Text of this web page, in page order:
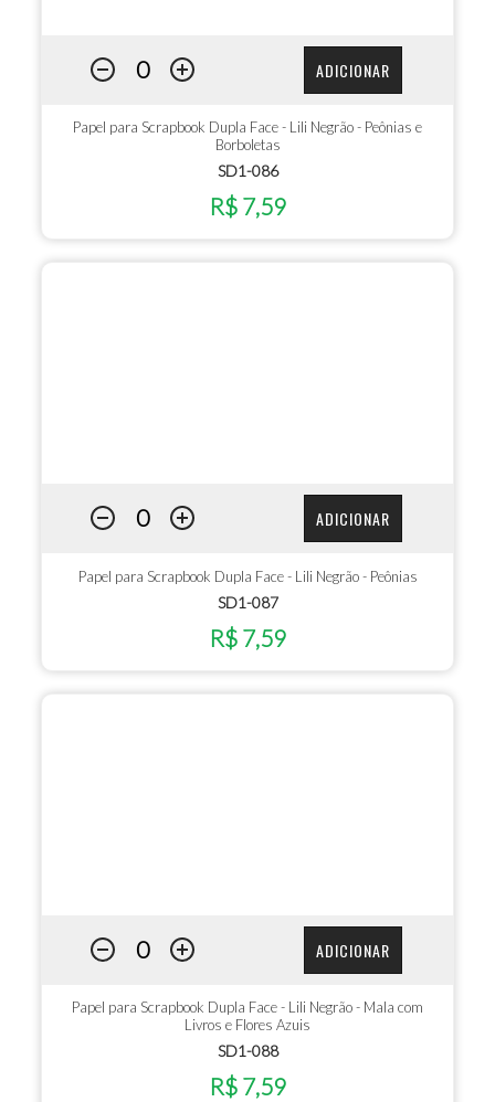
ADICIONAR
Papel para Scrapbook Dupla Face - Lili Negrão - Peônias e
Borboletas
SD1-086
R$ 7,59
ADICIONAR
Papel para Scrapbook Dupla Face - Lili Negrão - Peônias
SD1-087
R$ 7,59
ADICIONAR
Papel para Scrapbook Dupla Face - Lili Negrão - Mala com
Livros e Flores Azuis
SD1-088
R$ 7,59